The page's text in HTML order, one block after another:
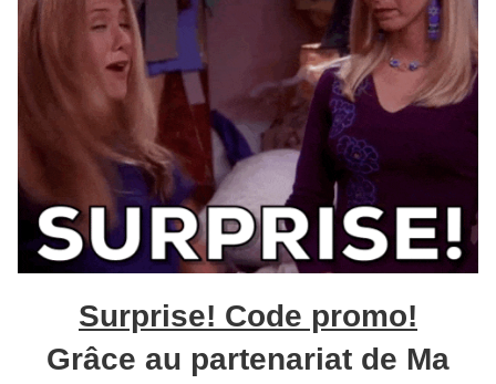
Surprise! Code promo!
Grâce au partenariat de Ma